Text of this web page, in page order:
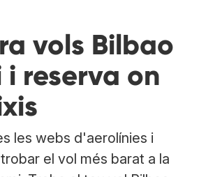
vols Bilbao
reserva on
les webs d'aerolínies i
el vol més barat a la